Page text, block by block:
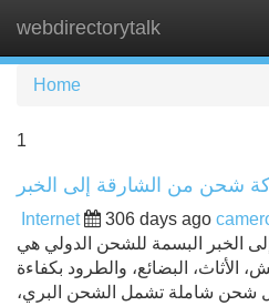
webdirectorytalk
Home
1
شحن من الشارقة إلى الخبر
Internet 306 days ago
الخبر البسمة للشحن الدولي هي
الأثاث، البضائع، والطرود بكفاءة
شحن شاملة تشمل الشحن البري،